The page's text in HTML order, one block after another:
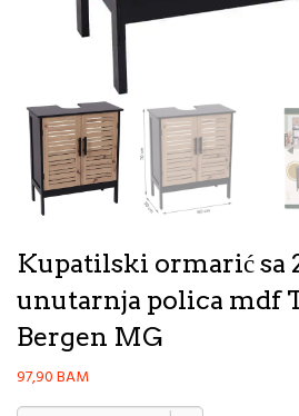
Kupatilski ormarić sa
unutarnja polica mdf
Bergen MG
97,90BAM